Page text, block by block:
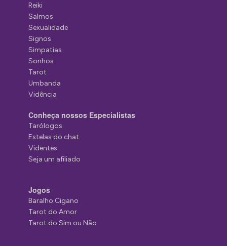
Reiki
Salmos
Sexualidade
Signos
Simpatias
Sonhos
Tarot
Umbanda
Vidência
Conheça nossos Especialistas
Tarólogos
Estelas do chat
Videntes
Seja um afiliado
Jogos
Baralho Cigano
Tarot do Amor
Tarot do Sim ou Não